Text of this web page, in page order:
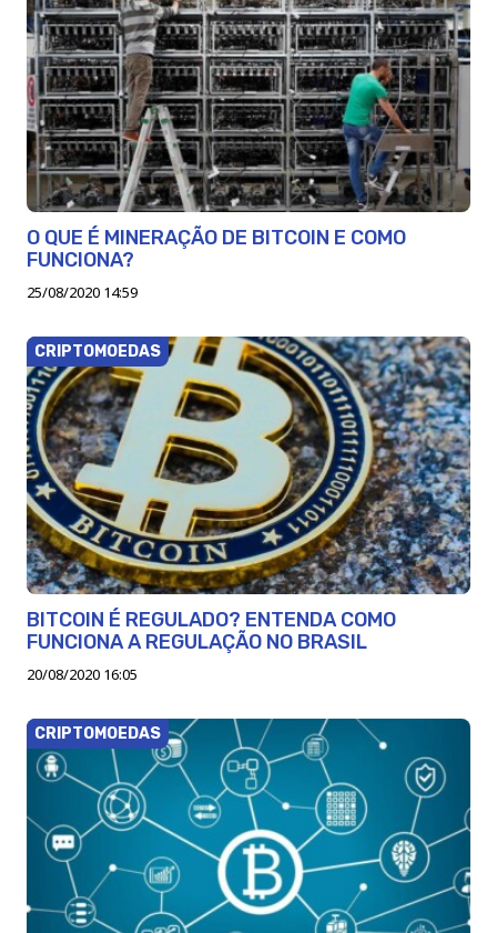
O QUE É MINERAÇÃO DE BITCOIN E COMO
FUNCIONA?
25/08/2020 14:59
CRIPTOMOEDAS
BITCOIN É REGULADO? ENTENDA COMO
FUNCIONA A REGULAÇÃO NO BRASIL
20/08/2020 16:05
CRIPTOMOEDAS